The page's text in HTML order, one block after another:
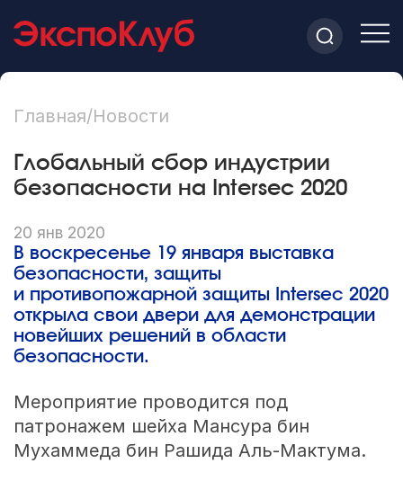
Главная/Новости
Глобальный сбор индустрии
безопасности на Intersec 2020
20 янв 2020
В воскресенье 19 января выставка
безопасности, защиты
и противопожарной защиты Intersec 2020
открыла свои двери для демонстрации
новейших решений в области
безопасности.
Мероприятие проводится под
патронажем шейха Мансура бин
Мухаммеда бин Рашида Аль-Мактума.